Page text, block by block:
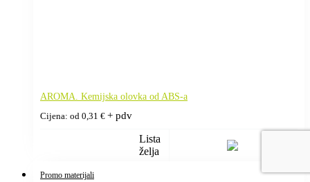
AROMA. Kemijska olovka od ABS-a
Cijena: od 0,31 € + pdv
Lista
želja
Promo materijali